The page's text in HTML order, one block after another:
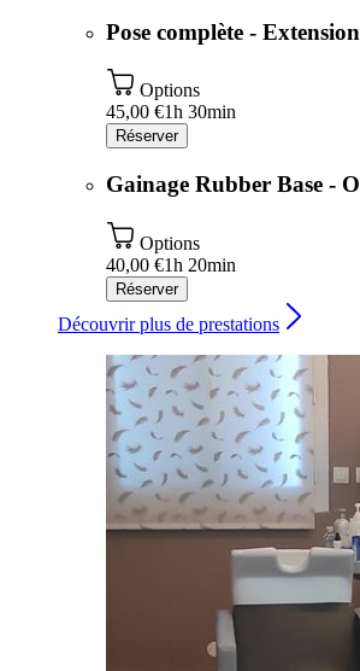
Pose complète - Extension
Options
45,00 €1h 30min
Réserver
Gainage Rubber Base -
Options
40,00 €1h 20min
Réserver
Découvrir plus de prestations